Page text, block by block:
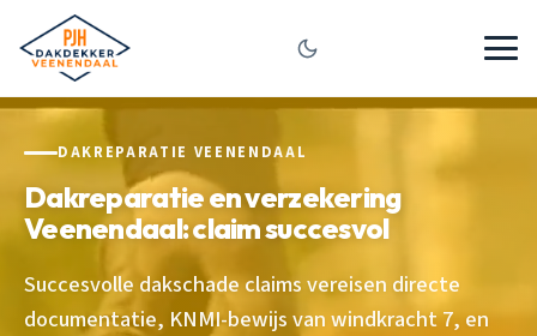
DAKREPARATIE VEENENDAAL
Dakreparatie en verzekering
Veenendaal: claim succesvol
Succesvolle dakschade claims vereisen directe
documentatie, KNMI-bewijs van windkracht 7, en